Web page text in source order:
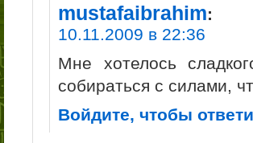
mustafaibrahim:
10.11.2009 в 22:36
Мне хотелось
собираться с силами,
Войдите, чтобы